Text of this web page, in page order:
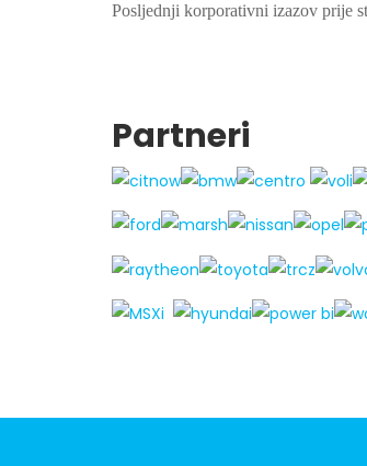
Posljednji korporativni izazov prije
Partneri